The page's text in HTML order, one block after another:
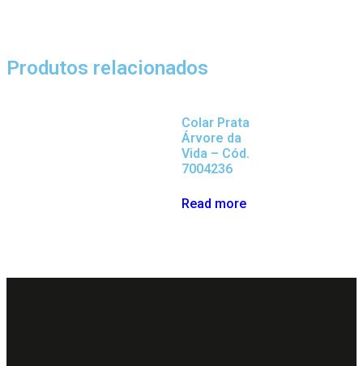
Produtos relacionados
Colar Prata
Árvore da
Vida – Cód.
7004236
Read more